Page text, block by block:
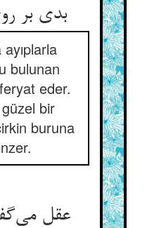
بدی بر روی خوب
ayıplarla
bulunan
eder.
bir
buruna
عقل